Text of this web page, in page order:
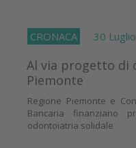
CRONACA 30
Al via progetto di
Piemonte
Regione Piemonte e
Bancaria finanziano
odontoiatria solidale